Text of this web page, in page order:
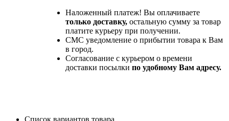
Наложенный платеж! Вы оплачиваете
только доставку, остальную сумму за товар
платите курьеру при получении.
СМС уведомление о прибытии товара к Вам
в город.
Согласование с курьером о времени
доставки посылки по удобному Вам адресу.
Список вариантов товара